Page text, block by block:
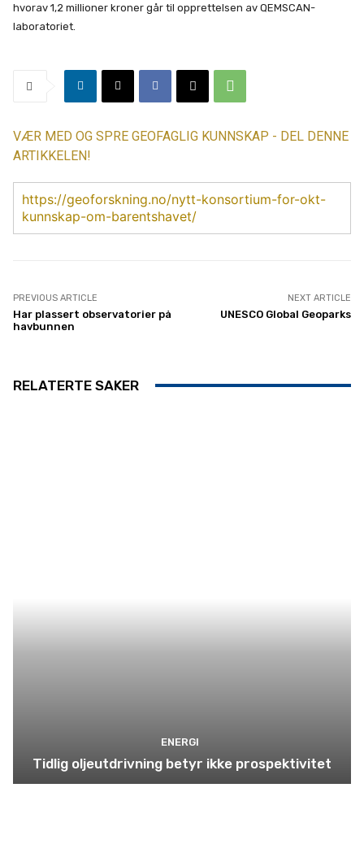
hvorav 1,2 millioner kroner går til opprettelsen av QEMSCAN-
laboratoriet.
VÆR MED OG SPRE GEOFAGLIG KUNNSKAP - DEL DENNE
ARTIKKELEN!
https://geoforskning.no/nytt-konsortium-for-okt-
kunnskap-om-barentshavet/
PREVIOUS ARTICLE
Har plassert observatorier på
havbunnen
NEXT ARTICLE
UNESCO Global Geoparks
RELATERTE SAKER
ENERGI
Tidlig oljeutdrivning betyr ikke prospektivitet